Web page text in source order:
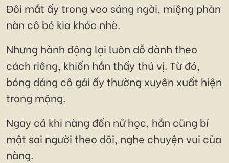
Đôi mắt ấy trong veo sáng ngời, miệng phàn
nàn cô bé kia khóc nhè.
Nhưng hành động lại luôn dỗ dành theo
cách riêng, khiến hắn thấy thú vị. Từ đó,
bóng dáng cô gái ấy thường xuyên xuất hiện
trong mộng.
Ngay cả khi nàng đến nữ học, hắn cũng bí
mật sai người theo dõi, nghe chuyện vui của
nàng.